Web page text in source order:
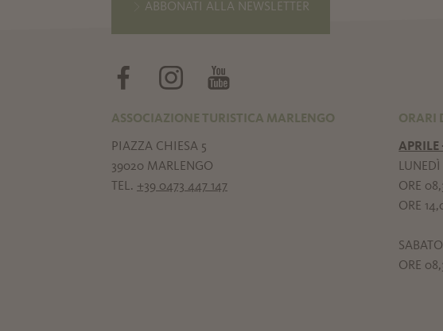
ABBONATI ALLA NEWSLETTER
ASSOCIAZIONE TURISTICA MARLENGO
PIAZZA CHIESA 5
39020 MARLENGO
TEL. +39 0473 447 147
ORARI
APRILE
LUNEDÌ
ORE
ORE
ORE